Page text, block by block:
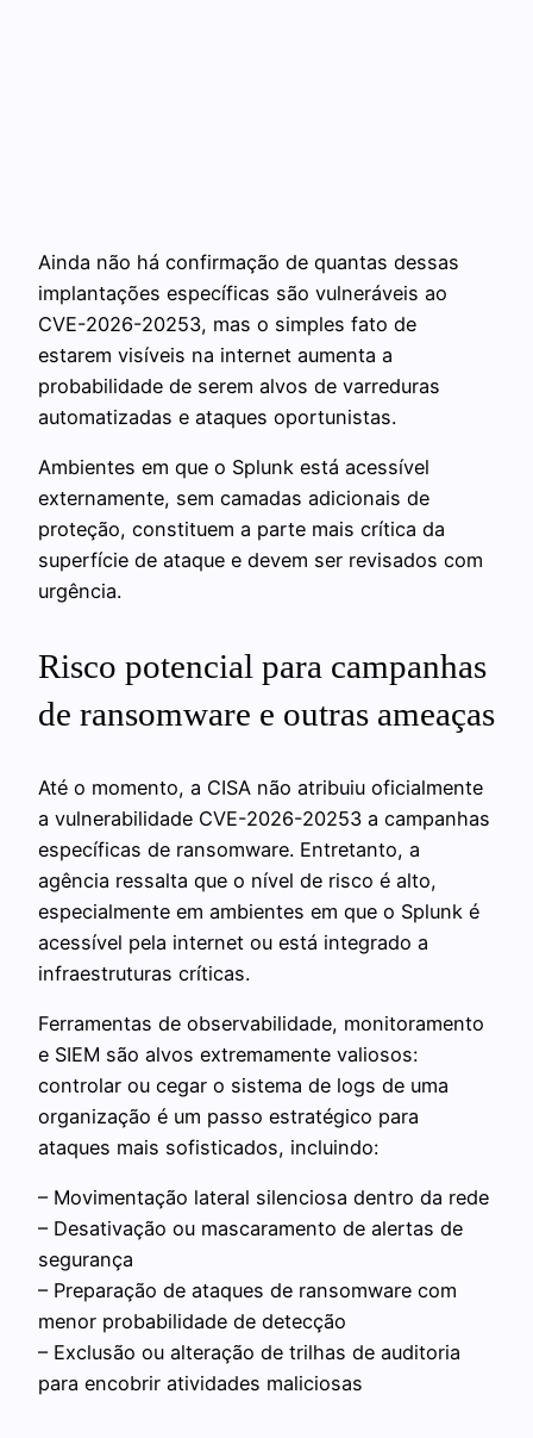
Ainda não há confirmação de quantas dessas
implantações específicas são vulneráveis ao
CVE-2026-20253, mas o simples fato de
estarem visíveis na internet aumenta a
probabilidade de serem alvos de varreduras
automatizadas e ataques oportunistas.
Ambientes em que o Splunk está acessível
externamente, sem camadas adicionais de
proteção, constituem a parte mais crítica da
superfície de ataque e devem ser revisados com
urgência.
Risco potencial para campanhas
de ransomware e outras ameaças
Até o momento, a CISA não atribuiu oficialmente
a vulnerabilidade CVE-2026-20253 a campanhas
específicas de ransomware. Entretanto, a
agência ressalta que o nível de risco é alto,
especialmente em ambientes em que o Splunk é
acessível pela internet ou está integrado a
infraestruturas críticas.
Ferramentas de observabilidade, monitoramento
e SIEM são alvos extremamente valiosos:
controlar ou cegar o sistema de logs de uma
organização é um passo estratégico para
ataques mais sofisticados, incluindo:
– Movimentação lateral silenciosa dentro da rede
– Desativação ou mascaramento de alertas de
segurança
– Preparação de ataques de ransomware com
menor probabilidade de detecção
– Exclusão ou alteração de trilhas de auditoria
para encobrir atividades maliciosas